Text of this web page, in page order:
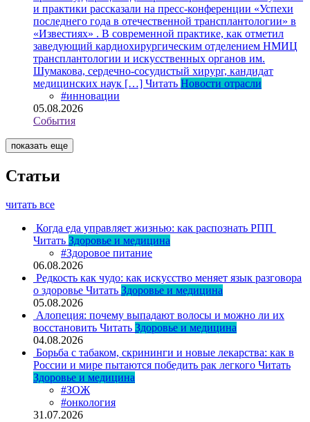
и практики рассказали на пресс-конференции «Успехи
последнего года в отечественной трансплантологии» в
«Известиях» . В современной практике, как отметил
заведующий кардиохирургическим отделением НМИЦ
трансплантологии и искусственных органов им.
Шумакова, сердечно-сосудистый хирург, кандидат
медицинских наук […] Читать Новости отрасли
#инновации
05.08.2026
События
показать еще
Статьи
читать все
Когда еда управляет жизнью: как распознать РПП
Читать Здоровье и медицина
#Здоровое питание
06.08.2026
Редкость как чудо: как искусство меняет язык разговора
о здоровье Читать Здоровье и медицина
05.08.2026
Алопеция: почему выпадают волосы и можно ли их
восстановить Читать Здоровье и медицина
04.08.2026
Борьба с табаком, скрининги и новые лекарства: как в
России и мире пытаются победить рак легкого Читать
Здоровье и медицина
#ЗОЖ
#онкология
31.07.2026